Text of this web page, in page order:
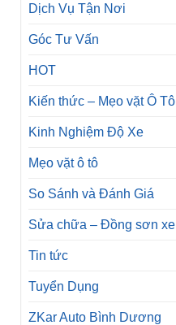
Dịch Vụ Tận Nơi
Góc Tư Vấn
HOT
Kiến thức – Mẹo vặt Ô Tô
Kinh Nghiệm Độ Xe
Mẹo vặt ô tô
So Sánh và Đánh Giá
Sửa chữa – Đồng sơn xe
Tin tức
Tuyển Dụng
ZKar Auto Bình Dương